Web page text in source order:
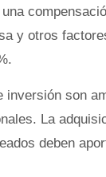
y otros
inversión son
La
deben